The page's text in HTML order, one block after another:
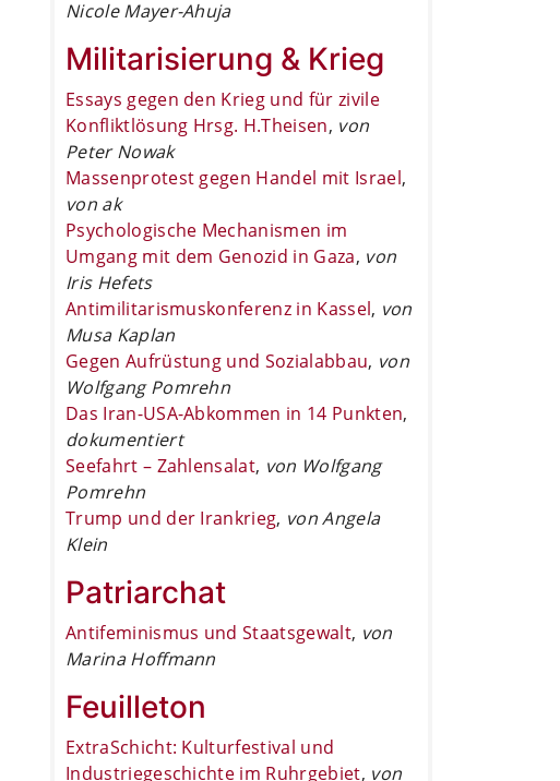
Nicole Mayer-Ahuja
Militarisierung & Krieg
Essays gegen den Krieg und für zivile
Konfliktlösung Hrsg. H.Theisen, von
Peter Nowak
Massenprotest gegen Handel mit Israel,
von ak
Psychologische Mechanismen im
Umgang mit dem Genozid in Gaza, von
Iris Hefets
Antimilitarismuskonferenz in Kassel, von
Musa Kaplan
Gegen Aufrüstung und Sozialabbau, von
Wolfgang Pomrehn
Das Iran-USA-Abkommen in 14 Punkten,
dokumentiert
Seefahrt – Zahlensalat, von Wolfgang
Pomrehn
Trump und der Irankrieg, von Angela
Klein
Patriarchat
Antifeminismus und Staatsgewalt, von
Marina Hoffmann
Feuilleton
ExtraSchicht: Kulturfestival und
Industriegeschichte im Ruhrgebiet, von